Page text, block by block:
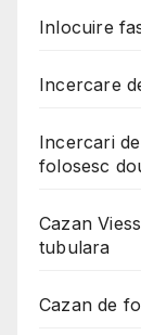
Inlocuire
Incercare
Incercari
folosesc
Cazan
tubulara
Cazan de